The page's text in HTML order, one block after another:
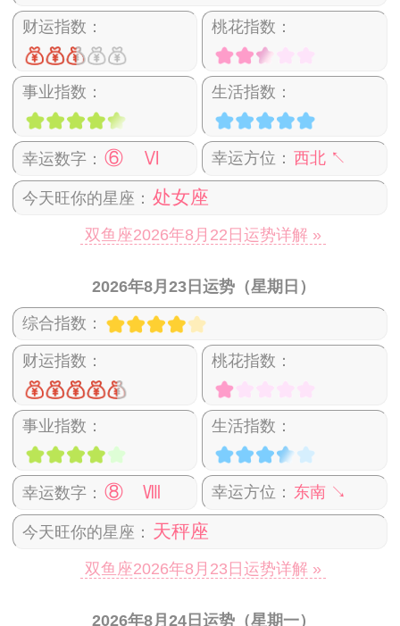
财运指数： 桃花指数：
事业指数： 生活指数：
幸运数字： ⑥ Ⅵ 幸运方位： 西北 ↖
今天旺你的星座： 处女座
双鱼座2026年8月22日运势详解 »
2026年8月23日运势（星期日）
综合指数：
财运指数： 桃花指数：
事业指数： 生活指数：
幸运数字： ⑧ Ⅷ 幸运方位： 东南 ↘
今天旺你的星座： 天秤座
双鱼座2026年8月23日运势详解 »
2026年8月24日运势（星期一）